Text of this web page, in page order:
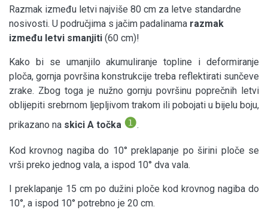
Razmak između letvi najviše 80 cm za letve standardne
nosivosti. U područjima s jačim padalinama razmak
između letvi smanjiti (60 cm)!
Kako bi se umanjilo akumuliranje topline i deformiranje
ploča, gornja površina konstrukcije treba reflektirati sunčeve
zrake. Zbog toga je nužno gornju površinu poprečnih letvi
oblijepiti srebrnom ljepljivom trakom ili pobojati u bijelu boju,
prikazano na skici A točka ❶.
Kod krovnog nagiba do 10° preklapanje po širini ploče se
vrši preko jednog vala, a ispod 10° dva vala.
I preklapanje 15 cm po dužini ploče kod krovnog nagiba do
10°, a ispod 10° potrebno je 20 cm.